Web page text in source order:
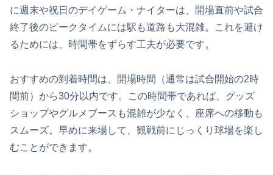
に週末や祝日のデイゲーム・ナイターは、開場直前や試合
終了後のピークタイムには駅も道路も大混雑。これを避け
るためには、時間帯をずらす工夫が必要です。
おすすめの到着時間は、開場時間（通常は試合開始の2時
間前）から30分以内です。この時間帯であれば、グッズ
ショップやグルメブースも混雑が少なく、座席への移動も
スムーズ。早めに来場して、観戦前にじっくり球場を楽し
むことができます。